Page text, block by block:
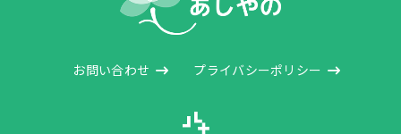
お問い合わせ プライバシーポリシー